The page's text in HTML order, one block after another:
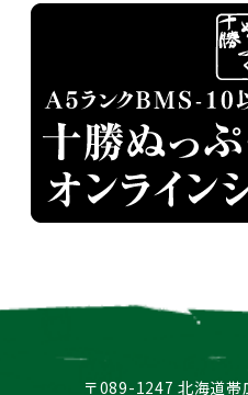
〒089-1247 北海道帯